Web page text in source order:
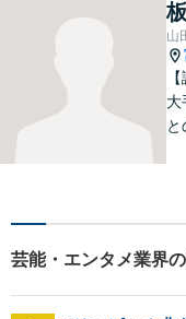
か
山
大
と
ご
芸能・エンタメ業界